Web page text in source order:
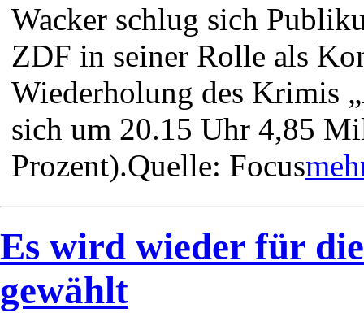
Wacker schlug sich
ZDF in seiner Rolle als
Wiederholung des Krimis
sich um 20.15 Uhr 4,85
Prozent).Quelle: Focus
Es wird wieder für
gewählt